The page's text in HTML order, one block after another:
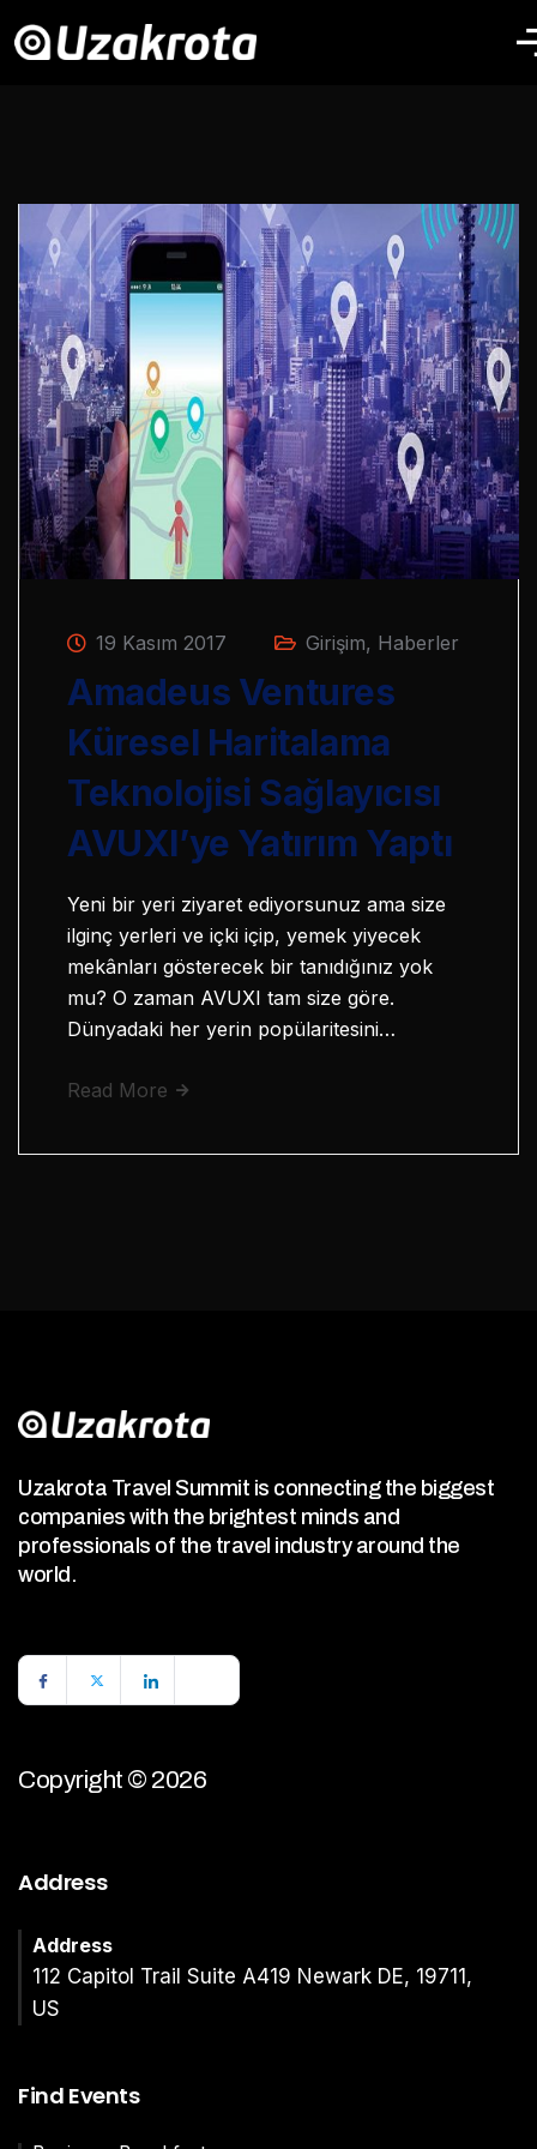
19 Kasım 2017 Girişim, Haberler
Amadeus Ventures
Küresel Haritalama
Teknolojisi Sağlayıcısı
AVUXI’ye Yatırım Yaptı
Yeni bir yeri ziyaret ediyorsunuz ama size
ilginç yerleri ve içki içip, yemek yiyecek
mekânları gösterecek bir tanıdığınız yok
mu? O zaman AVUXI tam size göre.
Dünyadaki her yerin popülaritesini…
Read More
Uzakrota Travel Summit is connecting the biggest
companies with the brightest minds and
professionals of the travel industry around the
world.
Copyright © 2026
Address
Address
112 Capitol Trail Suite A419 Newark DE, 19711,
US
Find Events